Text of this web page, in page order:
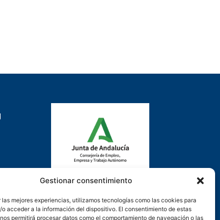
Gestionar consentimiento
las mejores experiencias, utilizamos tecnologías como las cookies para
o acceder a la información del dispositivo. El consentimiento de estas
permitirá procesar datos como el comportamiento de navegación o las
Consejería de Empleo, Formación y
Trabajo Autónomo de la Junta de